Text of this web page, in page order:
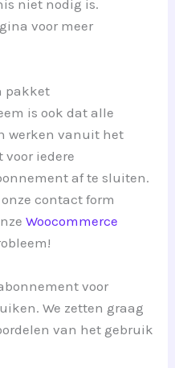
niet nodig is.
voor meer
pakket
is ook dat alle
werken vanuit het
voor iedere
af te sluiten.
contact form
Woocommerce
voor
We zetten graag
van het gebruik